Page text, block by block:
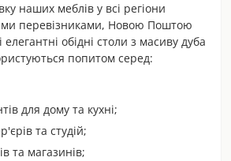
наших меблів у всі регіони
перевізниками, Новою Поштою
обідні столи з масиву дуба
попитом серед:
для дому та кухні;
та студій;
та магазинів;